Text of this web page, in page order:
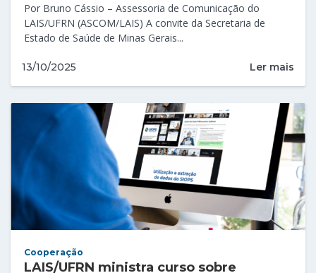
Por Bruno Cássio – Assessoria de Comunicação do
LAIS/UFRN (ASCOM/LAIS) A convite da Secretaria de
Estado de Saúde de Minas Gerais...
13/10/2025 Ler mais
Cooperação
LAIS/UFRN ministra curso sobre